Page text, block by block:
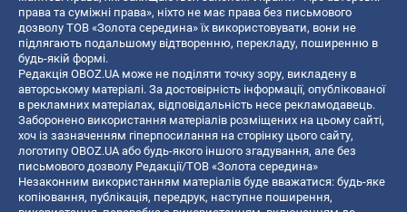
права та суміжні права», ніхто не має права без письмового
дозволу ТОВ «Золота середина» їх використовувати, вони не
підлягають подальшому відтворенню, перекладу, поширенню в
будь-якій формі.
Редакція OBOZ.UA може не поділяти точку зору, викладену в
авторському матеріалі. За достовірність інформації, опублікованої
в рекламних матеріалах, відповідальність несе рекламодавець.
Заборонено використання матеріалів розміщених на цьому сайті,
хоч із зазначенням гіперпосилання на сторінку цього сайту,
логотипу OBOZ.UA або будь-якого іншого згадування, але без
письмового дозволу Редакції/ТОВ «Золота середина»
Незаконним використанням матеріалів буде вважатися: будь-яке
копiювання, публiкацiя, передрук, наступне поширення,